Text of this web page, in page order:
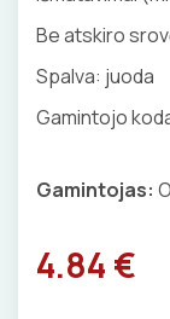
Be atskiro
Spalva: juoda
Gamintojo
Gamintojas:
4.84 €